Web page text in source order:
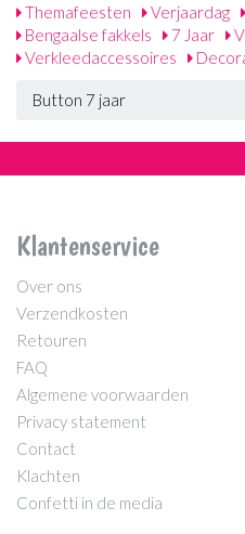
Themafeesten
Verjaardag
Bengaalse fakkels
7 Jaar
Verkleedaccessoires
Button 7 jaar
Klantenservice
Over ons
Verzendkosten
Retouren
FAQ
Algemene voorwaarden
Privacy statement
Contact
Klachten
Confetti in de media